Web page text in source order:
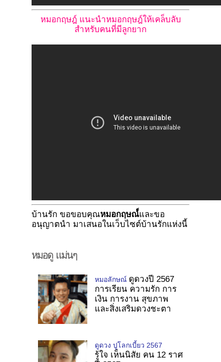
หมอกฤษฎ์ แนะนำหมอกฤษฎ์ให้เคล็บลับ
สำหรับคนที่มีลูกยาก
บ้านรัก ขอขอบคุณหมอกฤษณ์์และขอ
อนุญาตนำ มาเสนอในเว็บไซต์บ้านรักแห่งนี้
หมอดู แม่นๆ
หมอลักษณ์ ดูดวงปี 2567
การเรียน ความรัก การ
เงิน การงาน สุขภาพ
และสิ่งเสริมดวงชะตา
ดูดวง ปูโลกเบี้ยว 2567
รู้ใจ เห็นนิสัย คน 12 ราศ